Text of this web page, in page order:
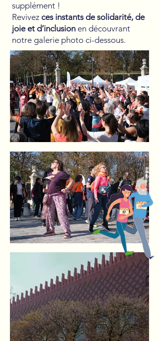
supplément !
Revivez ces instants de solidarité, de
joie et d’inclusion en découvrant
notre galerie photo ci-dessous.